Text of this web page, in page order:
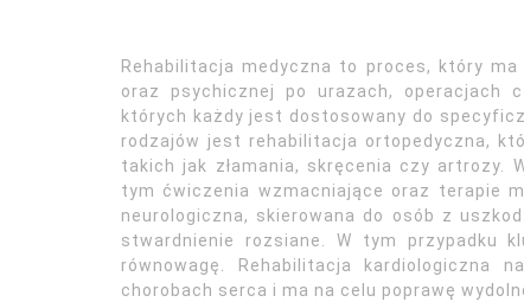
Rehabilitacja medyczna to proces, który
oraz psychicznej po urazach, operacjach
których każdy jest dostosowany do
rodzajów jest rehabilitacja ortopedyczna,
takich jak złamania, skręcenia czy
tym ćwiczenia wzmacniające oraz terapie
neurologiczna, skierowana do osób z
stwardnienie rozsiane. W tym przypadku
równowagę. Rehabilitacja kardiologiczna
chorobach serca i ma na celu poprawę